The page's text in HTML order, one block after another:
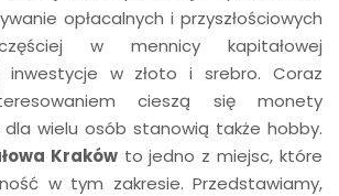
opłacalnych i przyszłościowych
w mennicy kapitałowej
inwestycje w złoto i srebro. Coraz
cieszą się monety
wielu osób stanowią także hobby.
Krakówto jedno z miejsc, które
w tym zakresie. Przedstawiamy,